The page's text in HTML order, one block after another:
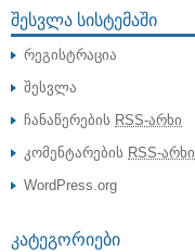
ᲨᲔᲡᲕᲚᲐ ᲡᲘᲡᲢᲔᲛᲐᲨᲘ
რეგისტრაცია
შესვლა
ჩანაწერების RSS-არხი
კომენტარების RSS-არხი
WordPress.org
ᲙᲐᲢᲔᲒᲝᲠᲘᲔᲑᲘ